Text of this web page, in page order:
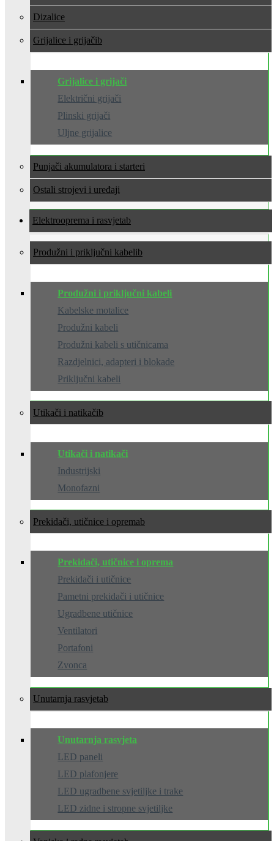
Dizalice
Grijalice i grijači
Grijalice i grijači
Električni grijači
Plinski grijači
Uljne grijalice
Punjači akumulatora i starteri
Ostali strojevi i uređaji
Elektrooprema i rasvjeta
Produžni i priključni kabeli
Produžni i priključni kabeli
Kabelske motalice
Produžni kabeli
Produžni kabeli s utičnicama
Razdjelnici, adapteri i blokade
Priključni kabeli
Utikači i natikači
Utikači i natikači
Industrijski
Monofazni
Prekidači, utičnice i oprema
Prekidači, utičnice i oprema
Prekidači i utičnice
Pametni prekidači i utičnice
Ugradbene utičnice
Ventilatori
Portafoni
Zvonca
Unutarnja rasvjeta
Unutarnja rasvjeta
LED paneli
LED plafonjere
LED ugradbene svjetiljke i trake
LED zidne i stropne svjetiljke